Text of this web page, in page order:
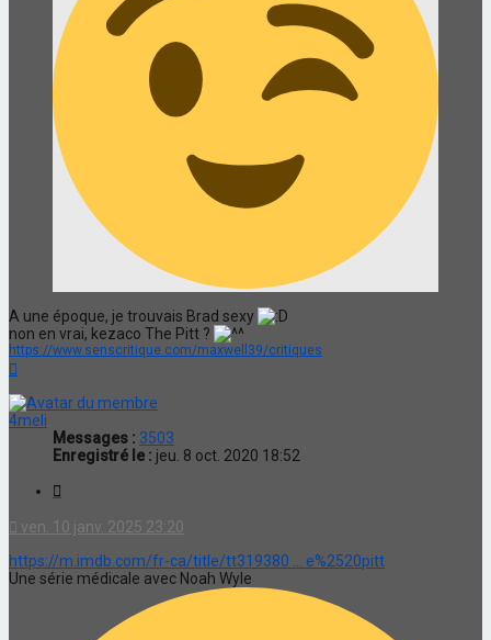
A une époque, je trouvais Brad sexy
non en vrai, kezaco The Pitt ?
https://www.senscritique.com/maxwell39/critiques
4meli
Messages : 3503
Enregistré le : jeu. 8 oct. 2020 18:52
ven. 10 janv. 2025 23:20
https://m.imdb.com/fr-ca/title/tt319380 ... e%2520pitt
Une série médicale avec Noah Wyle